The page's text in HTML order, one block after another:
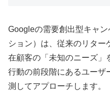
Googleの需要創出型キャ
ション）は、従来のリタ
在顧客の「未知のニーズ」
行動の前段階にあるユーザ
測してアプローチします。